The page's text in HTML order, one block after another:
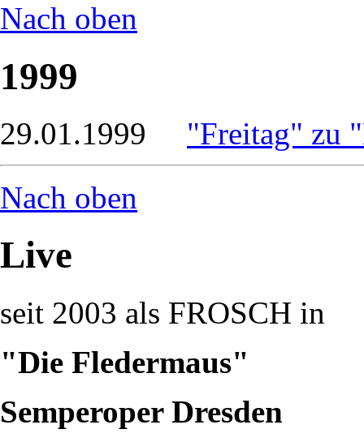
Nach oben
1999
29.01.1999 "Freitag" zu
Nach oben
Live
seit 2003 als FROSCH in
"Die Fledermaus"
Semperoper Dresden